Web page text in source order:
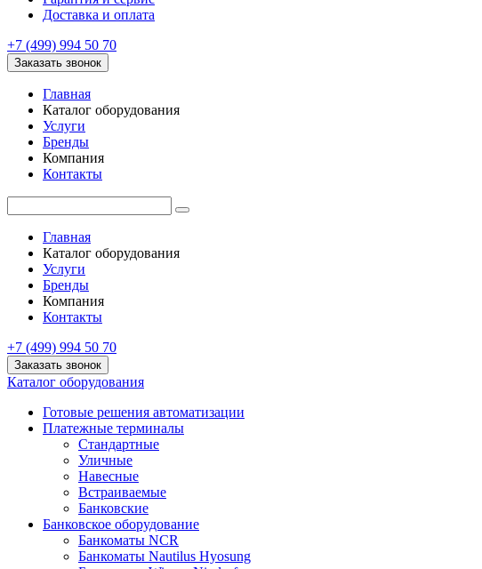
Доставка и оплата
+7 (499) 994 50 70
Заказать звонок
Главная
Каталог оборудования
Услуги
Бренды
Компания
Контакты
Главная
Каталог оборудования
Услуги
Бренды
Компания
Контакты
+7 (499) 994 50 70
Заказать звонок
Каталог оборудования
Готовые решения автоматизации
Платежные терминалы
Стандартные
Уличные
Навесные
Встраиваемые
Банковские
Банковское оборудование
Банкоматы NCR
Банкоматы Nautilus Hyosung